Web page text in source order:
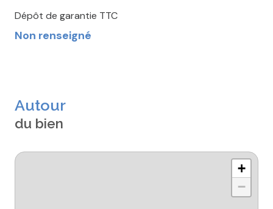
Dépôt de garantie TTC
Non renseigné
Autour
du bien
+
−